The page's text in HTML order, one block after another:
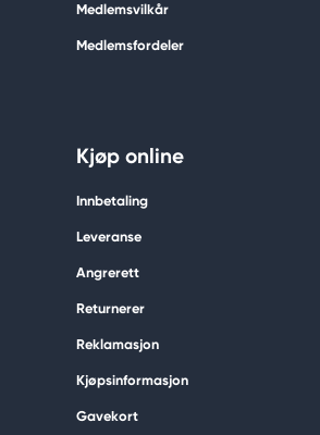
Medlemsvilkår
Medlemsfordeler
Kjøp online
Innbetaling
Leveranse
Angrerett
Returnerer
Reklamasjon
Kjøpsinformasjon
Gavekort